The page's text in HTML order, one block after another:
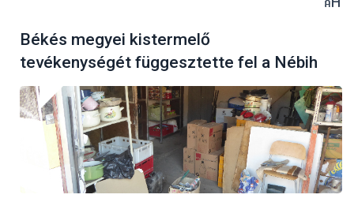
Békés megyei kistermelő
tevékenységét függesztette fel a Nébih